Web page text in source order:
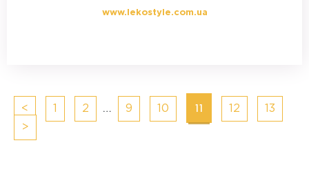
www.lekostyle.com.ua
Posts
navigation
< 2 … 9 10 11 12
13
>